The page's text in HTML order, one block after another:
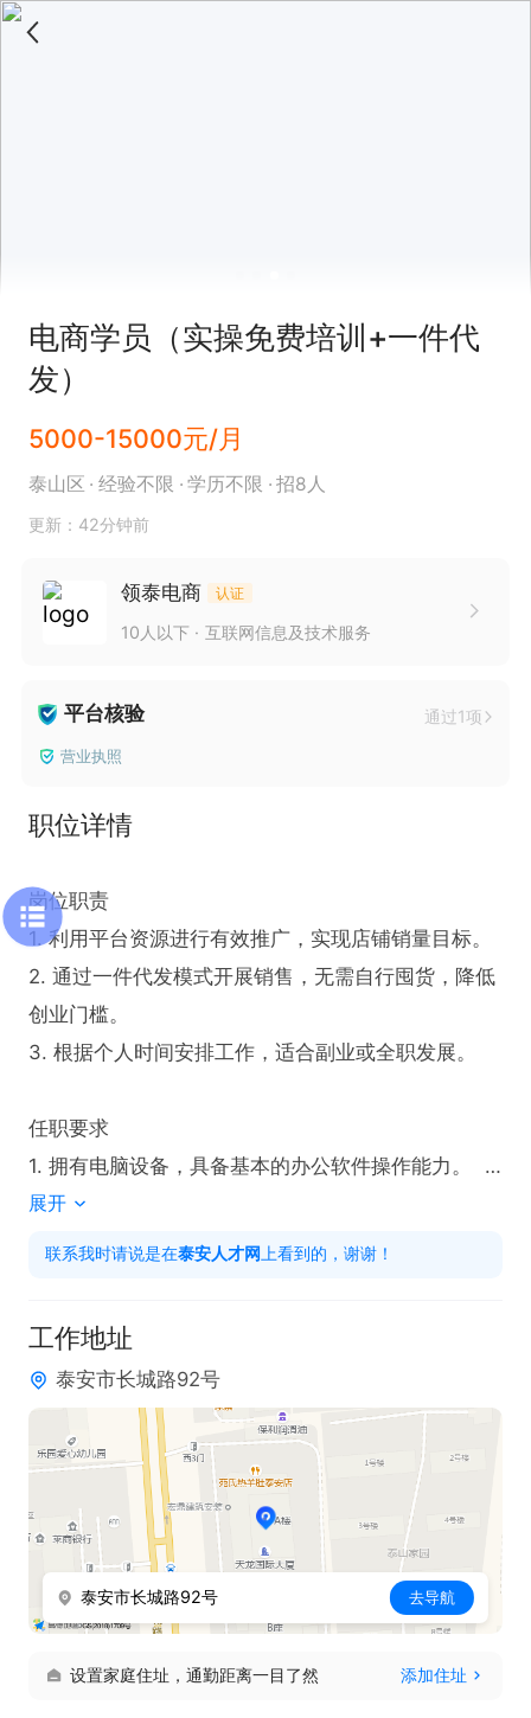
电商学员（实操免费培训+一件代
发）
5000-15000元/月
泰山区 经验不限 学历不限 招8人
更新：42分钟前
领泰电商 认证
10人以下 互联网信息及技术服务
平台核验 通过1项
营业执照
职位详情
岗位职责
1. 利用平台资源进行有效推广，实现店铺销量目标。
2. 通过一件代发模式开展销售，无需自行囤货，降低
创业门槛。
3. 根据个人时间安排工作，适合副业或全职发展。
任职要求
1. 拥有电脑设备，具备基本的办公软件操作能力。
2. 每天可投入1-2小时时间，具备良好的时间管理能
力。
有意者可投递简历，联系是请说在泰安人才网上看到
的！
展开
联系我时请说是在泰安人才网 上看到的，谢谢！
工作地址
泰安市长城路92号
泰安市长城路92号 去导航
设置家庭住址，通勤距离一目了然 添加住址